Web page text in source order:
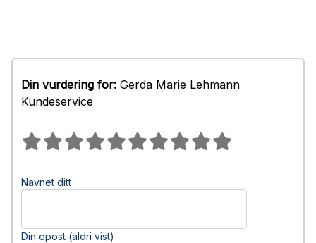
Din vurdering for: Gerda Marie Lehmann
Kundeservice
Navnet ditt
Din epost (aldri vist)